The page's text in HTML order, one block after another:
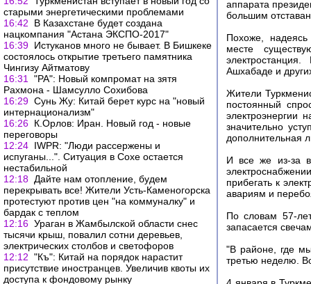
старыми энергетическими проблемами
16:42
В Казахстане будет создана
нацкомпания "Астана ЭКСПО-2017"
16:39 Истуканов много не бывает. В Бишкеке
состоялось открытие третьего памятника
Чингизу Айтматову
16:31
"РА": Новый компромат на зятя
Рахмона - Шамсулло Сохибова
16:29 Сунь Жу: Китай берет курс на "новый
интернационализм"
16:26 К.Орлов: Иран. Новый год - новые
переговоры
12:24 IWPR: "Люди рассержены и
испуганы...". Ситуация в Сохе остается
нестабильной
12:18 Дайте нам отопление, будем
перекрывать все! Жители Усть-Каменогорска
протестуют против цен "на коммуналку" и
бардак с теплом
12:16 Ураган в Жамбылской области снес
тысячи крыш, повалил сотни деревьев,
электрических столбов и светофоров
12:12 "Къ": Китай на порядок нарастит
присутствие иностранцев. Увеличив квоты их
доступа к фондовому рынку
аппарата
большим
Похоже, надеясь
месте
Ашхабаде и
Жители
постоянный
электроэнергии
значительно
дополнительная
И все же из-за
прибегать к
авариям и
По словам 57-
запасается
"В районе, где
третью неделю.